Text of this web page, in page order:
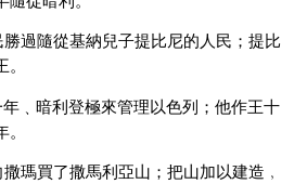
過隨從基納兒子提比尼的人民；提比
﹑暗利登極來管理以色列；他作王十
瑪買了撒馬利亞山；把山加以建造﹐